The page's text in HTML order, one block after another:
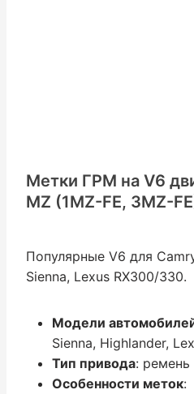
Метки ГРМ на V6
MZ (1MZ-FE, 3MZ-
Популярные V6 для
Sienna, Lexus RX300/330.
Модели
Sienna, Highlander,
Тип привода: ремень
Особенности меток: